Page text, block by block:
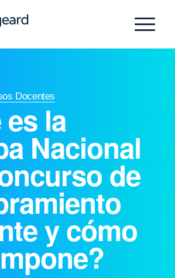
Docentes
la
Nacional
de
y cómo